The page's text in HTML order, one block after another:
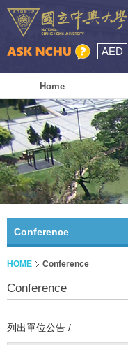
AED
Home
Conference
HOME Conference
Conference
列出單位公告 /